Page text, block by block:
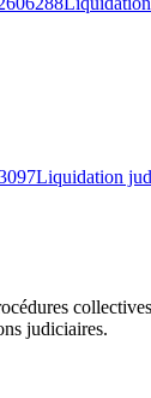
Liquidation
judiciaires.